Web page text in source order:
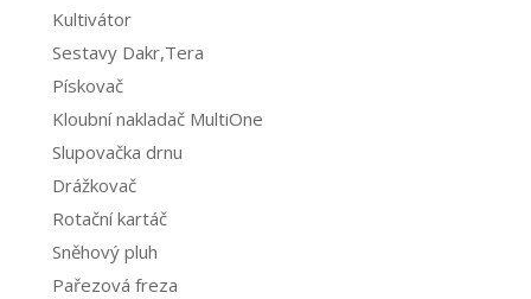
Kultivátor
Sestavy Dakr,Tera
Pískovač
Kloubní nakladač MultiOne
Slupovačka drnu
Drážkovač
Rotační kartáč
Sněhový pluh
Pařezová freza